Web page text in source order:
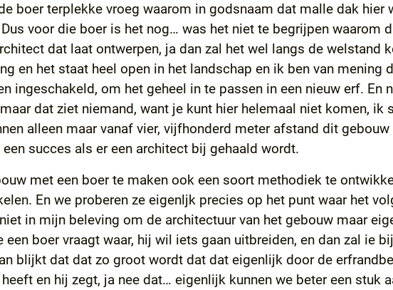
boer terplekke vroeg waarom in godsnaam dat malle dak
voor die boer is het nog… was het niet te begrijpen
dat laat ontwerpen, ja dan zal het wel langs de welstand
en het staat heel open in het landschap en ik ben van mening
ingeschakeld, om het geheel in te passen in een nieuw erf. En
dat ziet niemand, want je kunt hier helemaal niet komen,
alleen maar vanaf vier, vijfhonderd meter afstand dit
succes als er een architect bij gehaald wordt.
met een boer te maken ook een soort methodiek te
En we proberen ze eigenljk precies op het punt waar het
in mijn beleving om de architectuur van het gebouw maar
boer vraagt waar, hij wil iets gaan uitbreiden, en dan zal ie
blijkt dat dat zo groot wordt dat dat eigenlijk door de
en hij zegt, ja nee dat… eigenlijk kunnen we beter een stuk